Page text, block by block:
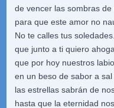
de vencer las sombras
para que este amor no
No te calles tus
que junto a ti quiero
que por hoy nuestros
en un beso de sabor a sal
las estrellas sabrán de
hasta que la eternidad nos